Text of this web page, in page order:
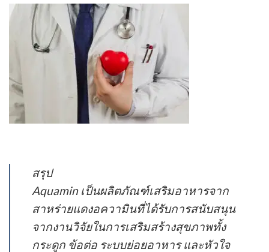
สรุป
Aquamin เป็นผลิตภัณฑ์เสริมอาหารจาก
สาหร่ายแดงอความินที่ได้รับการสนับสนุน
จากงานวิจัยในการเสริมสร้างสุขภาพทั้ง
กระดูก ข้อต่อ ระบบย่อยอาหาร และหัวใจ